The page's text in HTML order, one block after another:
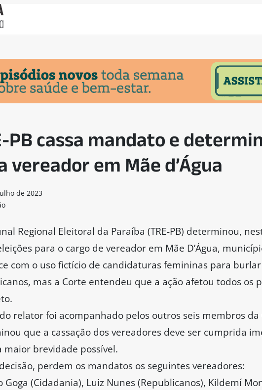
PB cassa mandato e
vereador em Mãe d’Água
de 2023
Regional Eleitoral da Paraíba (TRE-PB) determinou,
para o cargo de vereador em Mãe D’Água,
com o uso fictício de candidaturas femininas para
mas a Corte entendeu que a ação afetou todos
relator foi acompanhado pelos outros seis membros da
que a cassação dos vereadores deve ser cumprida
maior brevidade possível.
perdem os mandatos os seguintes vereadores:
Goga (Cidadania), Luiz Nunes (Republicanos), Kildemí